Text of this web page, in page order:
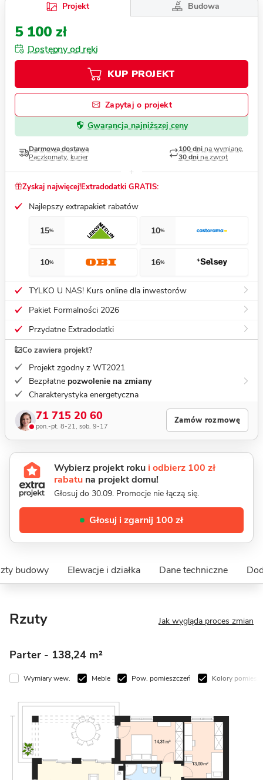
Projekt Budowa
5 100 zł
Dostępny od ręki
KUP PROJEKT
Zapytaj o projekt
Gwarancja najniższej ceny
Darmowa dostawa
Paczkomaty, kurier
100 dni na wymianę,
30 dni na zwrot
Zyskaj najwięcej!Extradodatki GRATIS:
Najlepszy extrapakiet rabatów
15% 10%
10% 16%
TYLKO U NAS! Kurs online dla inwestorów
Pakiet Formalności 2026
Przydatne Extradodatki
Co zawiera projekt?
Projekt zgodny z WT2021
Bezpłatne pozwolenie na zmiany
Charakterystyka energetyczna
71 715 20 60
pon.-pt. 8-21, sob. 9-17
Zamów rozmowę
Wybierz projekt roku i odbierz 100 zł
rabatu na projekt domu!
Głosuj do 30.09. Promocje nie łączą się.
Głosuj i zgarnij 100 zł
budowy Elewacje i działka Dane techniczne
Rzuty Jak wygląda proces zmian
Parter - 138,24 m²
Wymiary wew. Meble Pow. pomieszczeń Kolory